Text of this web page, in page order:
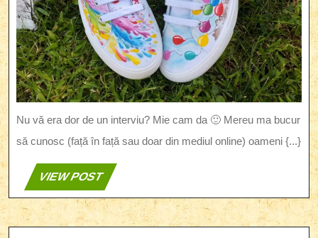
Nu vă era dor de un interviu? Mie cam da 🙂 Mereu ma bucur
să cunosc (față în față sau doar din mediul online) oameni {...}
VIEW POSTVIEW
POST